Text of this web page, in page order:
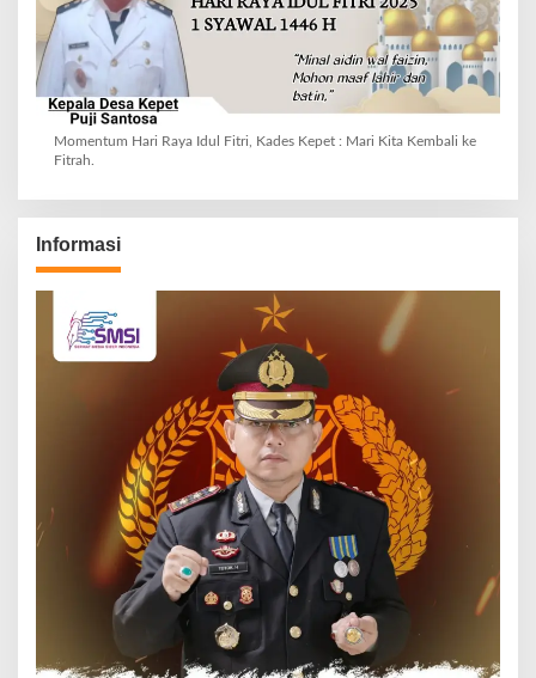
Momentum Hari Raya Idul Fitri, Kades Kepet : Mari Kita Kembali ke
Fitrah.
Informasi